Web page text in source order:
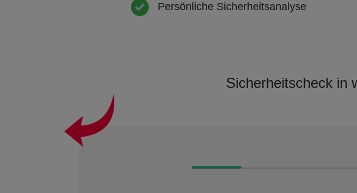
Persönliche Sicherheitsanalyse
Sicherheitscheck in